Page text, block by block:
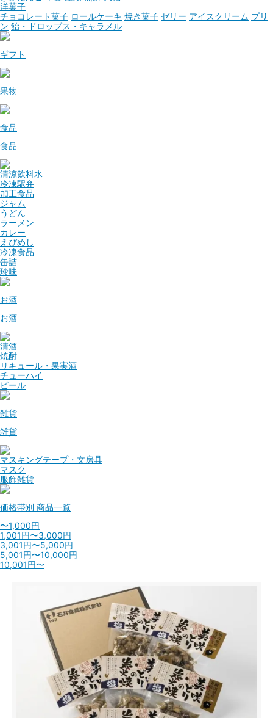
洋菓子
チョコレート菓子 ロールケーキ 焼き菓子 ゼリー アイスクリーム プリ
ン 飴・ドロップス・キャラメル
ギフト
果物
食品
食品
清涼飲料水
冷凍駅弁
加工食品
ジャム
うどん
ラーメン
カレー
えびめし
冷凍食品
缶詰
珍味
お酒
お酒
清酒
焼酎
リキュール・果実酒
チューハイ
ビール
雑貨
雑貨
マスキングテープ・文房具
マスク
服飾雑貨
価格帯別 商品一覧
〜1,000円
1,001円〜3,000円
3,001円〜5,000円
5,001円〜10,000円
10,001円〜